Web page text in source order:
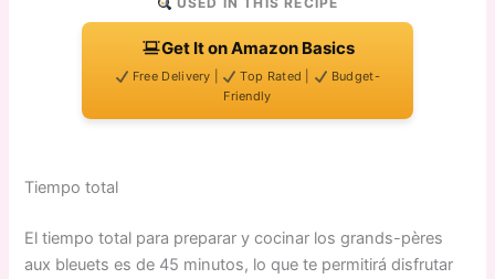
Get It on Amazon Basics
Free Delivery | Top Rated |
Budget-
Friendly
Tiempo total
El tiempo total para preparar y cocinar los grands-pères
aux bleuets es de 45 minutos, lo que te permitirá disfrutar